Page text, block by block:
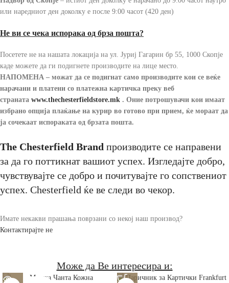
или наредниот ден доколку е после 9:00 часот (420 ден)
Не ви се чека испорака од брза пошта?
Посетете не на нашата локација на ул. Јуриј Гагарин бр 55, 1000 Скопје
каде можете да ги подигнете производите на лице место.
НАПОМЕНА – можат да се подигнат само производите кои се веќе
нарачани и платени со платежна картичка преку веб
страната www.thechesterfieldstore.mk . Оние потрошувачи кои имаат
избрано опција плаќање на курир во готово при прием, ќе мораат да
ја сочекаат испораката од брзата пошта.
The Chesterfield Brand производите се направени
за да го поттикнат вашиот успех. Изгледајте добро,
чувствувајте се добро и почитувајте го сопствениот
успех. Chesterfield ќе ве следи во чекор.
Имате некакви прашања поврзани со некој наш производ?
Контактирајте не
Може да Ве интересира и: